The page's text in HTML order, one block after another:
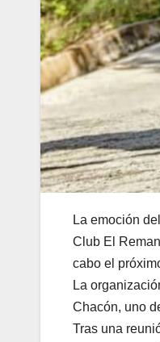
La emoción
Club El
cabo el
La
Chacón, uno
Tras una